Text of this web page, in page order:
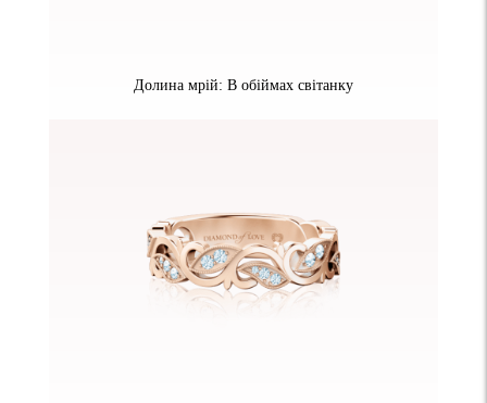
Долина мрій: В обіймах світанку